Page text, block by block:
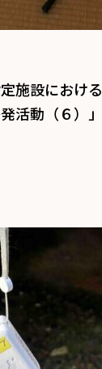
施設における
活動（６）」